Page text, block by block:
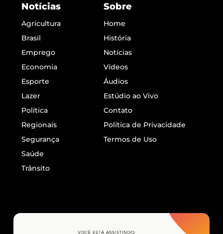
Notícias
Agricultura
Brasil
Emprego
Economia
Esporte
Lazer
Política
Regionais
Segurança
Saúde
Trânsito
Sobre
Home
História
Notícias
Vídeos
Áudios
Estúdio ao Vivo
Contato
Política de Privacidade
Termos de Uso